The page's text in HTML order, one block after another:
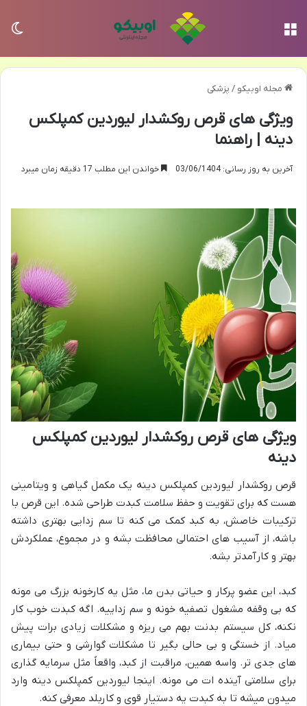
مجله اوبیکو / پزشکی
ویژگی های قرص روکشدار لیوردین کمپلکس
دینه | راهنما
آخرین به روز رسانی: 03/06/1404 خواندن این مطلب 17 دقیقه زمان میبرد
ویژگی های قرص روکشدار لیوردین کمپلکس
دینه
قرص روکشدار لیوردین کمپلکس دینه یک مکمل گیاهی و ویتامینی
هست که برای تقویت و حفظ سلامت کبدت طراحی شده. این قرص با
ترکیبات خاصش، به کبد کمک می کنه تا سم زدایی بهتری داشته
باشه، از آسیب های احتمالی محافظت بشه و در مجموع، عملکردش
بهتر و کارآمدتر بشه.
کبد، این عضو پرکار و حیاتی بدن ما، مثل یه کارخونه بزرگ می مونه
که بی وقفه مشغول تصفیه خونه و سم زداییه. اگه کبدت خوب کار
نکنه، کل سیستم بدنت بهم می ریزه و مشکلات زیادی برات پیش
میاد. از خستگی و بی حالی بگیر تا مشکلات گوارشی و حتی بیماری
های جدی تر. واسه همین، مراقبت از کبد، واقعاً مثل سرمایه گذاری
برای سلامتی آینده ات می مونه. اینجا لیوردین کمپلکس دینه وارد
میدون میشه تا به کبدت یه دستیار قوی و کاربلد معرفی کنه.